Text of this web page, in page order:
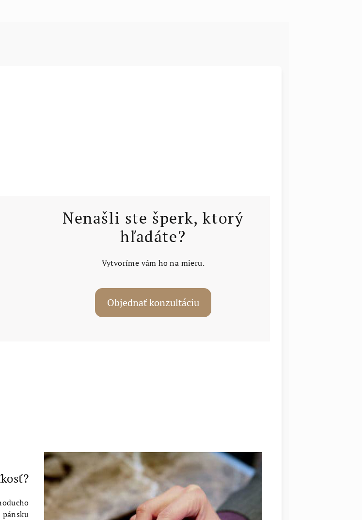
Nenašli ste šperk, ktorý
hľadáte?
Vytvoríme vám ho na mieru.
Objednať konzultáciu